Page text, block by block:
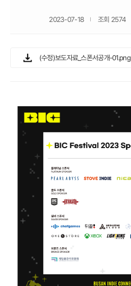
2023-07-18 조회 2574
(수정)보도자료_스폰서공개-01.png